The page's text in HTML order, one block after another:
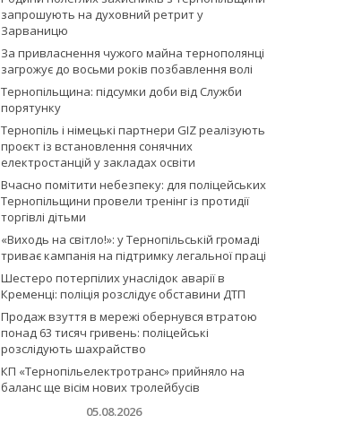
запрошують на духовний ретрит у
Зарваницю
За привласнення чужого майна тернополянці
загрожує до восьми років позбавлення волі
Тернопільщина: підсумки доби від Служби
порятунку
Тернопіль і німецькі партнери GIZ реалізують
проєкт із встановлення сонячних
електростанцій у закладах освіти
Вчасно помітити небезпеку: для поліцейських
Тернопільщини провели тренінг із протидії
торгівлі дітьми
«Виходь на світло!»: у Тернопільській громаді
триває кампанія на підтримку легальної праці
Шестеро потерпілих унаслідок аварії в
Кременці: поліція розслідує обставини ДТП
Продаж взуття в мережі обернувся втратою
понад 63 тисяч гривень: поліцейські
розслідують шахрайство
КП «Тернопільелектротранс» прийняло на
баланс ще вісім нових тролейбусів
05.08.2026